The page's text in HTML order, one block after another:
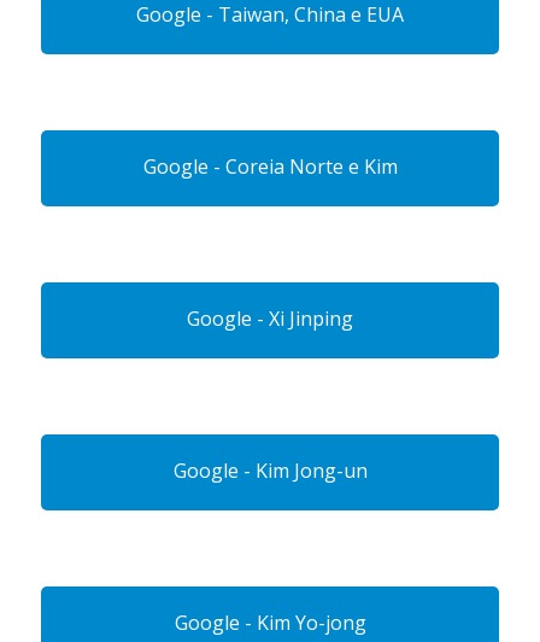
Google - Taiwan, China e EUA
Google - Coreia Norte e Kim
Google - Xi Jinping
Google - Kim Jong-un
Google - Kim Yo-jong